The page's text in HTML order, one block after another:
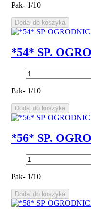
Pak- 1/10
Dodaj do koszyka
*54* SP.
Pak- 1/10
Dodaj do koszyka
*56* SP.
Pak- 1/10
Dodaj do koszyka